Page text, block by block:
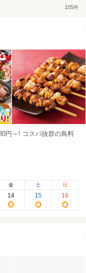
105件
円～! コスパ抜群の鳥料
金
14
土
15
日
16